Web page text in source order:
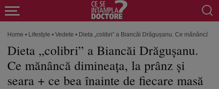
Home • Lifestyle • Vedete • Dieta „colibri” a Biancăi Drăgușanu. Ce mănâncă
Dieta „colibri” a Biancăi Drăgușanu.
Ce mănâncă dimineața, la prânz și
seara + ce bea înainte de fiecare masă